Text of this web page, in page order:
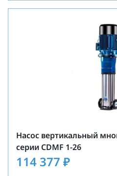
Насос вертикальный
серии CDMF 1-26
114 377 ₽